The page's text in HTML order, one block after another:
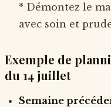
* Démontez le
avec soin et
Exemple de
du 14 juillet
Semaine